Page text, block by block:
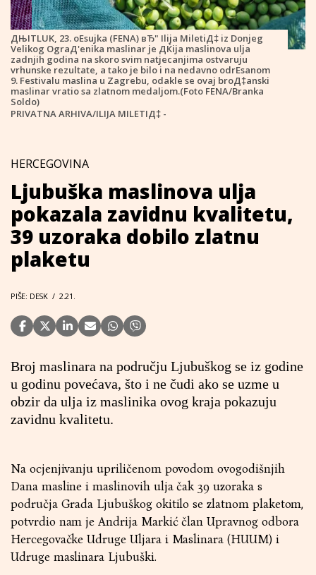
ДЊITLUK, 23. oЕѕujka (FENA) вЂ" Ilija MiletiД‡ iz Donjeg
Velikog OgraД'enika maslinar je ДЌija maslinova ulja
zadnjih godina na skoro svim natjecanjima ostvaruju
vrhunske rezultate, a tako je bilo i na nedavno odrЕѕanom
9. Festivalu maslina u Zagrebu, odakle se ovaj broД‡anski
maslinar vratio sa zlatnom medaljom.(Foto FENA/Branka
Soldo)
PRIVATNA ARHIVA/ILIJA MILETIД‡ -
HERCEGOVINA
Ljubuška maslinova ulja
pokazala zavidnu kvalitetu,
39 uzoraka dobilo zlatnu
plaketu
PIŠE: DESK / 2.21.
Broj maslinara na području Ljubuškog se iz godine
u godinu povećava, što i ne čudi ako se uzme u
obzir da ulja iz maslinika ovog kraja pokazuju
zavidnu kvalitetu.
Na ocjenjivanju upriličenom povodom ovogodišnjih
Dana masline i maslinovih ulja čak 39 uzoraka s
područja Grada Ljubuškog okitilo se zlatnom plaketom,
potvrdio nam je Andrija Markić član Upravnog odbora
Hercegovačke Udruge Uljara i Maslinara (HUUM) i
Udruge maslinara Ljubuški.